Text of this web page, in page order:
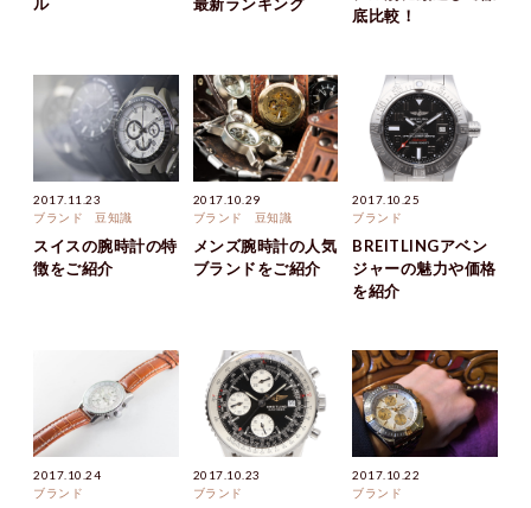
底比較！
2017.11.23
ブランド
豆知識
スイスの腕時計の特
徴をご紹介
2017.10.29
ブランド
豆知識
メンズ腕時計の人気
ブランドをご紹介
2017.10.25
ブランド
BREITLINGアベン
ジャーの魅力や価格
を紹介
2017.10.24
ブランド
2017.10.23
ブランド
2017.10.22
ブランド